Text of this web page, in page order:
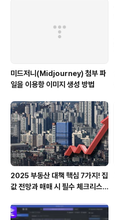
미드저니(Midjourney) 첨부 파
일을 이용항 이미지 생성 방법
2025 부동산 대책 핵심 7가지! 집
값 전망과 매매 시 필수 체크리스